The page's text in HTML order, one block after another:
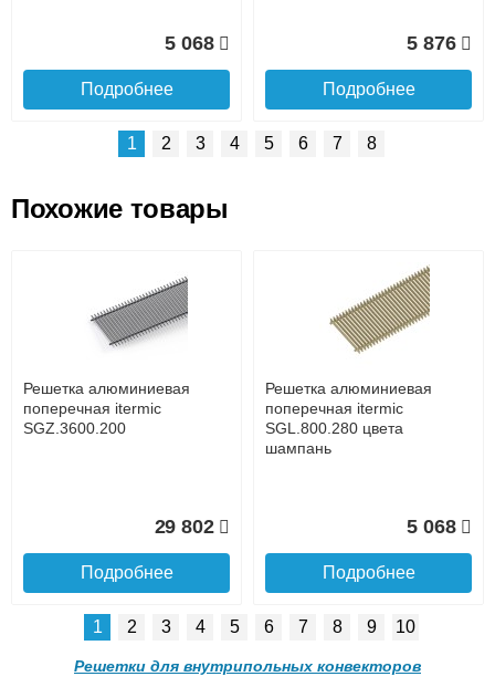
до подъезда
5 068
Подробнее
5 876
Подробнее
поперечная itermic
SGL.800.400 цвета
Решетка алюминиевая
поперечная itermic
SGL.900.160 цвета
шампань
Подробнее
Решетка алюминиевая
поперечная itermic
SGL.900.220 цвета
Решетка алюминиевая
SGL.900.280 цвета
1 2 3 4 5 6 7 8
Похожие товары
Решетка алюминиевая
поперечная itermic
SGZ.3600.200
29 802
Подробнее
Решетка алюминиевая
поперечная itermic
SGL.800.280 цвета
шампань
5 068
Подробнее
1 2 3 4 5 6 7 8 9 10
Решетки для внутрипольных конвекторов